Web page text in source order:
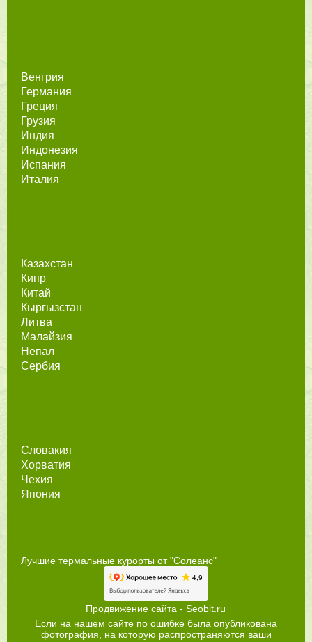
Венгрия
Германия
Греция
Грузия
Индия
Индонезия
Испания
Италия
Казахстан
Кипр
Китай
Кыргызстан
Литва
Малайзия
Непал
Сербия
Словакия
Хорватия
Чехия
Япония
Лучшие термальные курорты от "Солеанс"
Продвижение сайта - Seobit.ru
Если на нашем сайте по ошибке была опубликована
фотография, на которую распространяются ваши